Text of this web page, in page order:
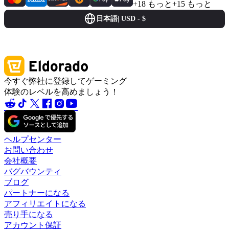
+18 もっと+15 もっと
日本語| USD - $
今すぐ弊社に登録してゲーミング
体験のレベルを高めましょう！
ヘルプセンター
お問い合わせ
会社概要
バグバウンティ
ブログ
パートナーになる
アフィリエイトになる
売り手になる
アカウント保証